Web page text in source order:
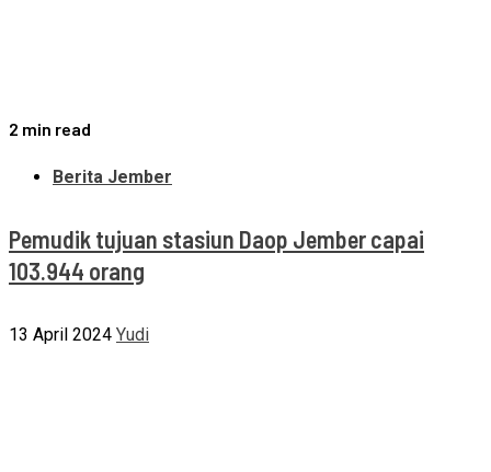
2 min read
Berita Jember
Pemudik tujuan stasiun Daop Jember capai
103.944 orang
13 April 2024 Yudi